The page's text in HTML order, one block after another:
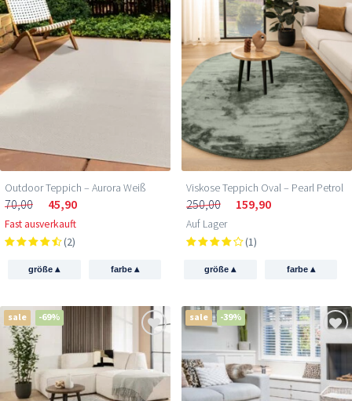
Outdoor Teppich – Aurora Weiß
70,00 45,90
Fast ausverkauft
(2)
größe▴ farbe ▴
Viskose Teppich Oval – Pearl Petrol
250,00 159,90
Auf Lager
(1)
größe▴ farbe ▴
sale -69% sale -39%